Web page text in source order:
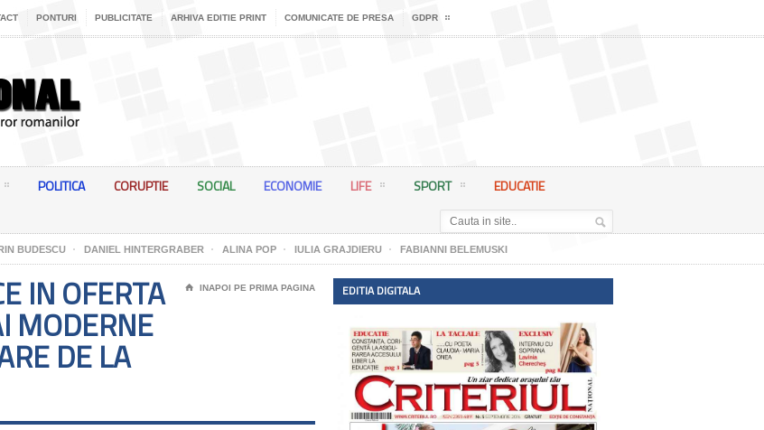
PONTURI PUBLICITATE ARHIVA EDITIE PRINT COMUNICATE DE PRESA GDPR
POLITICA CORUPTIE SOCIAL ECONOMIE LIFE SPORT EDUCATIE
BUDESCU DANIEL HINTERGRABER ALINA POP IULIA GRAJDIERU FABIANNI BELEMUSKI
IN OFERTA
MODERNE
DE LA
⌂ INAPOI PE PRIMA PAGINA EDITIA DIGITALA